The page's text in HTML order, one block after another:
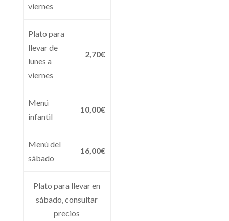
viernes
Plato para
llevar de
lunes a
viernes
2,70€
Menú
infantil
10,00€
Menú del
sábado
16,00€
Plato para llevar en
sábado, consultar
precios